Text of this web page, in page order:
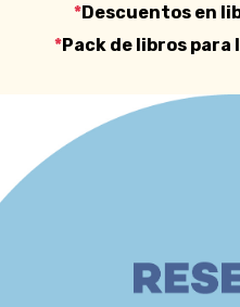
*Descuentos en
*Pack de libros